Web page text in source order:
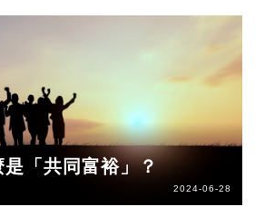
是「共同富裕」？
2024-06-28